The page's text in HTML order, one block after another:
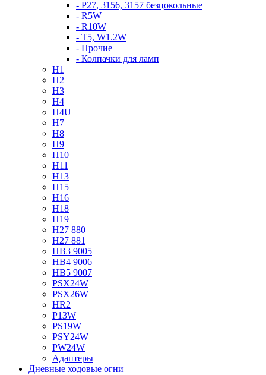
- P27, 3156, 3157 безцокольные
- R5W
- R10W
- T5, W1.2W
- Прочие
- Колпачки для ламп
H1
H2
H3
H4
H4U
H7
H8
H9
H10
H11
H13
H15
H16
H18
H19
H27 880
H27 881
HB3 9005
HB4 9006
HB5 9007
PSX24W
PSX26W
HR2
P13W
PS19W
PSY24W
PW24W
Адаптеры
Дневные ходовые огни